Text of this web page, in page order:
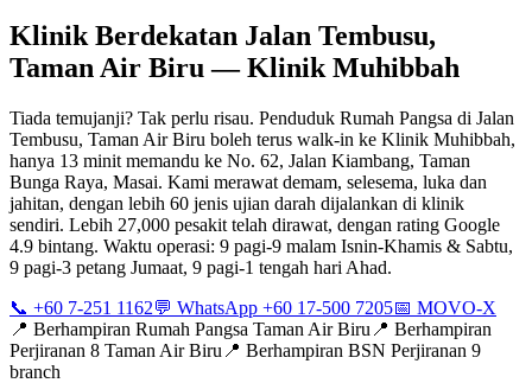
Klinik Berdekatan Jalan Tembusu,
Taman Air Biru — Klinik Muhibbah
Tiada temujanji? Tak perlu risau. Penduduk Rumah Pangsa di Jalan
Tembusu, Taman Air Biru boleh terus walk-in ke Klinik Muhibbah,
hanya 13 minit memandu ke No. 62, Jalan Kiambang, Taman
Bunga Raya, Masai. Kami merawat demam, selesema, luka dan
jahitan, dengan lebih 60 jenis ujian darah dijalankan di klinik
sendiri. Lebih 27,000 pesakit telah dirawat, dengan rating Google
4.9 bintang. Waktu operasi: 9 pagi-9 malam Isnin-Khamis & Sabtu,
9 pagi-3 petang Jumaat, 9 pagi-1 tengah hari Ahad.
📞 +60 7-251 1162💬 WhatsApp +60 17-500 7205📅 MOVO-X
📍 Berhampiran Rumah Pangsa Taman Air Biru 📍 Berhampiran
Perjiranan 8 Taman Air Biru 📍 Berhampiran BSN Perjiranan 9
branch